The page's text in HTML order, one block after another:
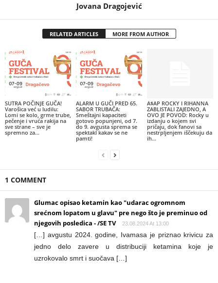
Jovana Dragojević
RELATED ARTICLES MORE FROM AUTHOR
SUTRA POČINJE GUČA!
Varošica već u ludilu:
Lomi se kolo, grme trube,
pečenje i vruća rakija na
sve strane – sve je
spremno za...
ALARM U GUČI PRED 65.
SABOR TRUBAČA:
Smeštajni kapaciteti
gotovo popunjeni, od 7.
do 9. avgusta sprema se
spektakl kakav se ne
pamti!
A$AP ROCKY I RIHANNA
ZABLISTALI ZAJEDNO, A
OVO JE POVOD: Rocky u
izdanju o kojem svi
pričaju, dok fanovi sa
nestrpljenjem iščekuju da
ih...
1 COMMENT
Glumac opisao ketamin kao "udarac ogromnom
srećnom lopatom u glavu" pre nego što je preminuo od
njegovih posledica - /SE TV
23.08.2024 At 13:00
[…] avgustu 2024. godine, Ivamasa je priznao krivicu za
jedno delo zavere u distribuciji ketamina koje je
uzrokovalo smrt i suočava […]